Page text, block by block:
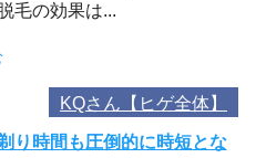
毛の効果は...
KQさん【ヒゲ全体】
り時間も圧倒的に時短とな